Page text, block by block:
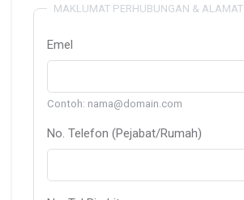
MAKLUMAT PERHUBUNGAN & ALAMAT
Emel
Contoh: nama@domain.com
No. Telefon (Pejabat/Rumah)